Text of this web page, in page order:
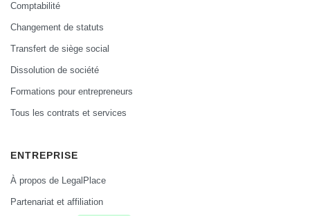
Comptabilité
Changement de statuts
Transfert de siège social
Dissolution de société
Formations pour entrepreneurs
Tous les contrats et services
ENTREPRISE
À propos de LegalPlace
Partenariat et affiliation